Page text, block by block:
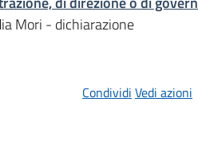
Mori - dichiarazione
Condividi Vedi azioni